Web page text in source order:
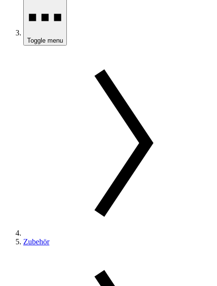
Toggle menu
Zubehör